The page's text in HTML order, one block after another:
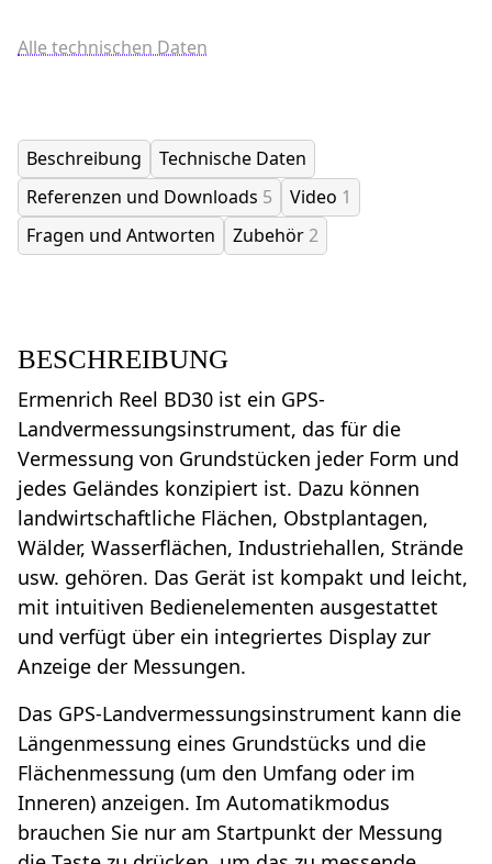
Alle technischen Daten
Beschreibung
Technische Daten
Referenzen und Downloads 5 Video 1
Fragen und Antworten
Zubehör 2
BESCHREIBUNG
Ermenrich Reel BD30 ist ein GPS-
Landvermessungsinstrument, das für die
Vermessung von Grundstücken jeder Form und
jedes Geländes konzipiert ist. Dazu können
landwirtschaftliche Flächen, Obstplantagen,
Wälder, Wasserflächen, Industriehallen, Strände
usw. gehören. Das Gerät ist kompakt und leicht,
mit intuitiven Bedienelementen ausgestattet
und verfügt über ein integriertes Display zur
Anzeige der Messungen.
Das GPS-Landvermessungsinstrument kann die
Längenmessung eines Grundstücks und die
Flächenmessung (um den Umfang oder im
Inneren) anzeigen. Im Automatikmodus
brauchen Sie nur am Startpunkt der Messung